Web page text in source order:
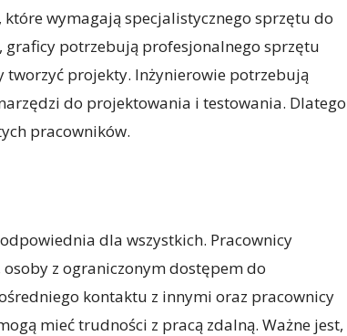
wymagają specjalistycznego sprzętu do
graficy potrzebują profesjonalnego sprzętu
projekty. Inżynierowie potrzebują
do projektowania i testowania. Dlatego
pracowników.
dla wszystkich. Pracownicy
z ograniczonym dostępem do
kontaktu z innymi oraz pracownicy
mieć trudności z pracą zdalną. Ważne jest,